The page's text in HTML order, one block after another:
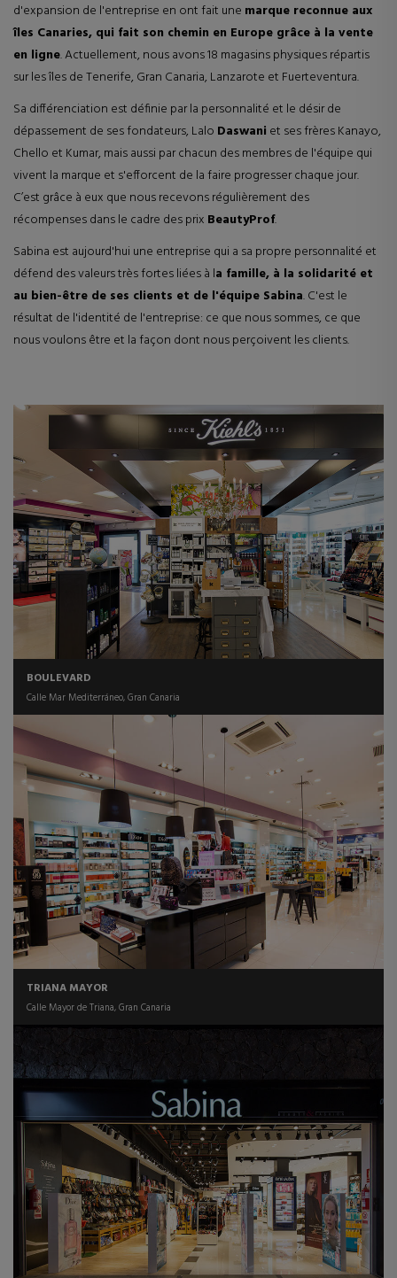
d'expansion de l'entreprise en ont fait une marque reconnue aux
îles Canaries, qui fait son chemin en Europe grâce à la vente
en ligne. Actuellement, nous avons 18 magasins physiques répartis
sur les îles de Tenerife, Gran Canaria, Lanzarote et Fuerteventura.
Sa différenciation est définie par la personnalité et le désir de
dépassement de ses fondateurs, Lalo Daswani et ses frères Kanayo,
Chello et Kumar, mais aussi par chacun des membres de l'équipe qui
vivent la marque et s'efforcent de la faire progresser chaque jour.
C’est grâce à eux que nous recevons régulièrement des
récompenses dans le cadre des prix BeautyProf.
Sabina est aujourd'hui une entreprise qui a sa propre personnalité et
défend des valeurs très fortes liées à la famille, à la solidarité et
au bien-être de ses clients et de l'équipe Sabina. C'est le
résultat de l'identité de l'entreprise: ce que nous sommes, ce que
nous voulons être et la façon dont nous perçoivent les clients.
BOULEVARD
Calle Mar Mediterráneo, Gran Canaria
TRIANA MAYOR
Calle Mayor de Triana, Gran Canaria